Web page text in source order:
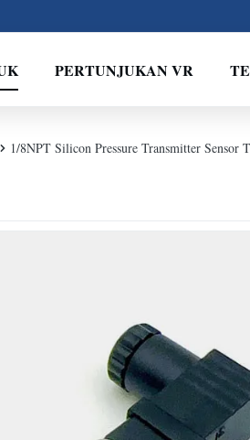
PERTUNJUKAN VR
1/8NPT Silicon Pressure Transmitter